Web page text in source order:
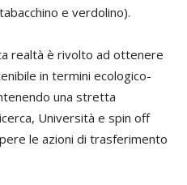
e verdolino).
realtà è rivolto ad ottenere
in termini ecologico-
una stretta
Università e spin off
le azioni di trasferimento